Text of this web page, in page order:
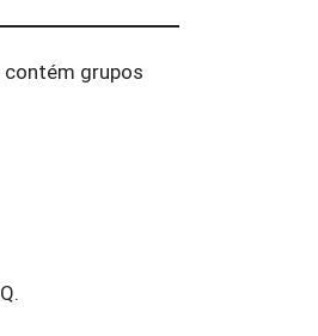
contém grupos